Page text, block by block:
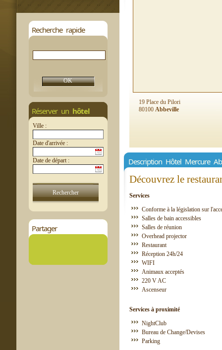
Recherche rapide
Réserver un hôtel
Ville :
Date d'arrivée :
Date de départ :
Partager
19 Place du Pilori
80100 Abbeville
Description Hôtel Mercure
Découvrez le
Services
Conforme à la législation sur
Salles de bain accessibles
Salles de réunion
Overhead projector
Restaurant
Réception 24h/24
WIFI
Animaux acceptés
220 V AC
Ascenseur
Services à proximité
NightClub
Bureau de Change/Devises
Parking